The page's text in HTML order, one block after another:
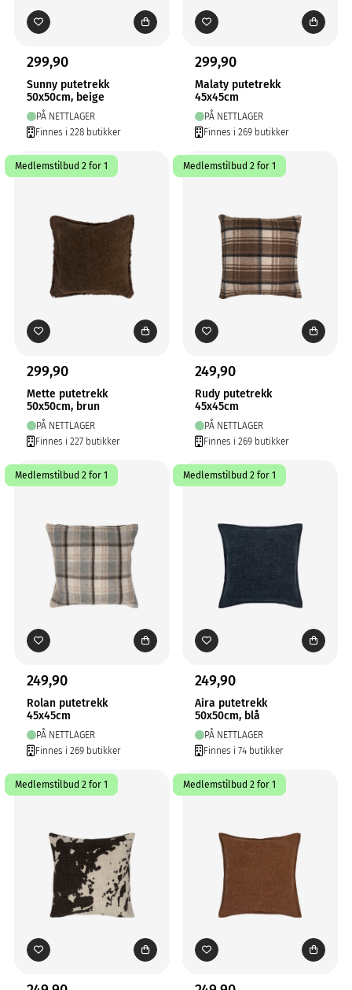
299,90
Sunny putetrekk
50x50cm, beige
PÅ NETTLAGER
Finnes i 228 butikker
299,90
Malaty putetrekk
45x45cm
PÅ NETTLAGER
Finnes i 269 butikker
Medlemstilbud 2 for 1
299,90
Mette putetrekk
50x50cm, brun
PÅ NETTLAGER
Finnes i 227 butikker
Medlemstilbud 2 for 1
249,90
Rudy putetrekk
45x45cm
PÅ NETTLAGER
Finnes i 269 butikker
Medlemstilbud 2 for 1
249,90
Rolan putetrekk
45x45cm
PÅ NETTLAGER
Finnes i 269 butikker
Medlemstilbud 2 for 1
249,90
Aira putetrekk
50x50cm, blå
PÅ NETTLAGER
Finnes i 74 butikker
Medlemstilbud 2 for 1 Medlemstilbud 2 for 1